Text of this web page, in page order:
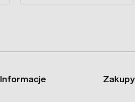
Informacje Zakupy